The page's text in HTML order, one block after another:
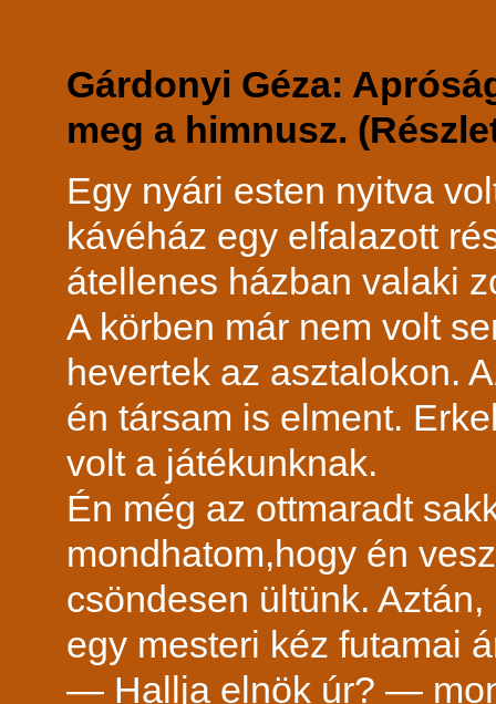
Gárdonyi Géza:
meg a himnusz.
Egy nyári esten nyitva
kávéház egy elfalazott
átellenes házban valaki
A körben már nem volt
hevertek az asztalokon.
én társam is elment.
volt a játékunknak.
Én még az ottmaradt
mondhatom,hogy én
csöndesen ültünk.
egy mesteri kéz futamai
— Hallja elnök úr? —